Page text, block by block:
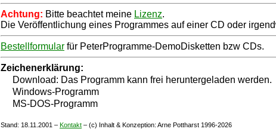
Achtung: Bitte beachtet meine Lizenz.
Die Veröffentlichung eines Programmes auf einer CD oder
Bestellformular für PeterProgramme-DemoDisketten bzw CDs.
Zeichenerklärung:
Download: Das Programm kann frei heruntergeladen werden.
Windows-Programm
MS-DOS-Programm
Stand: 18.11.2001 – Kontakt – (c) Inhalt & Konzeption: Arne Pottharst 1996-2026